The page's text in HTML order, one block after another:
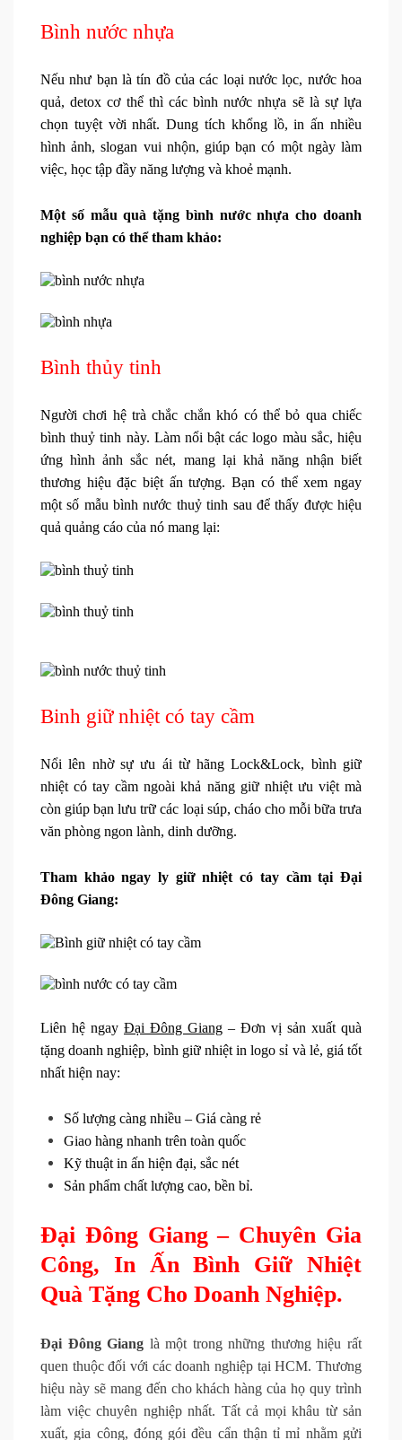
Bình nước nhựa
Nếu như bạn là tín đồ của các loại nước lọc, nước hoa
quả, detox cơ thể thì các bình nước nhựa sẽ là sự lựa
chọn tuyệt vời nhất. Dung tích khổng lồ, in ấn nhiều
hình ảnh, slogan vui nhộn, giúp bạn có một ngày làm
việc, học tập đầy năng lượng và khoẻ mạnh.
Một số mẫu quà tặng bình nước nhựa cho doanh
nghiệp bạn có thể tham khảo:
Bình thủy tinh
Người chơi hệ trà chắc chắn khó có thể bỏ qua chiếc
bình thuỷ tinh này. Làm nổi bật các logo màu sắc, hiệu
ứng hình ảnh sắc nét, mang lại khả năng nhận biết
thương hiệu đặc biệt ấn tượng. Bạn có thể xem ngay
một số mẫu bình nước thuỷ tinh sau để thấy được hiệu
quả quảng cáo của nó mang lại:
Binh giữ nhiệt có tay cầm
Nổi lên nhờ sự ưu ái từ hãng Lock&Lock, bình giữ
nhiệt có tay cầm ngoài khả năng giữ nhiệt ưu việt mà
còn giúp bạn lưu trữ các loại súp, cháo cho mỗi bữa trưa
văn phòng ngon lành, dinh dưỡng.
Tham khảo ngay ly giữ nhiệt có tay cầm tại Đại
Đông Giang:
Liên hệ ngay Đại Đông Giang – Đơn vị sản xuất quà
tặng doanh nghiệp, bình giữ nhiệt in logo sỉ và lẻ, giá tốt
nhất hiện nay:
Số lượng càng nhiều – Giá càng rẻ
Giao hàng nhanh trên toàn quốc
Kỹ thuật in ấn hiện đại, sắc nét
Sản phẩm chất lượng cao, bền bỉ.
Đại Đông Giang – Chuyên Gia
Công, In Ấn Bình Giữ Nhiệt
Quà Tặng Cho Doanh Nghiệp.
Đại Đông Giang là một trong những thương hiệu rất
quen thuộc đối với các doanh nghiệp tại HCM. Thương
hiệu này sẽ mang đến cho khách hàng của họ quy trình
làm việc chuyên nghiệp nhất. Tất cả mọi khâu từ sản
xuất, gia công, đóng gói đều cẩn thận tỉ mỉ nhằm gửi